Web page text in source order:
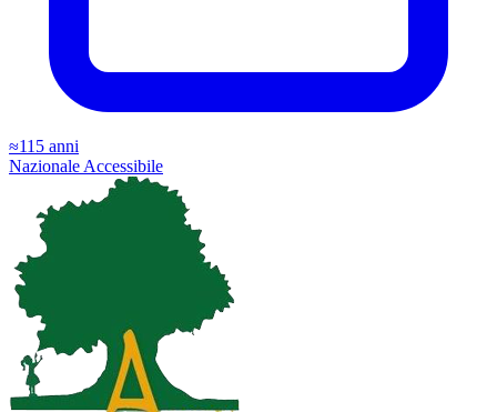
≈115 anni
Nazionale Accessibile